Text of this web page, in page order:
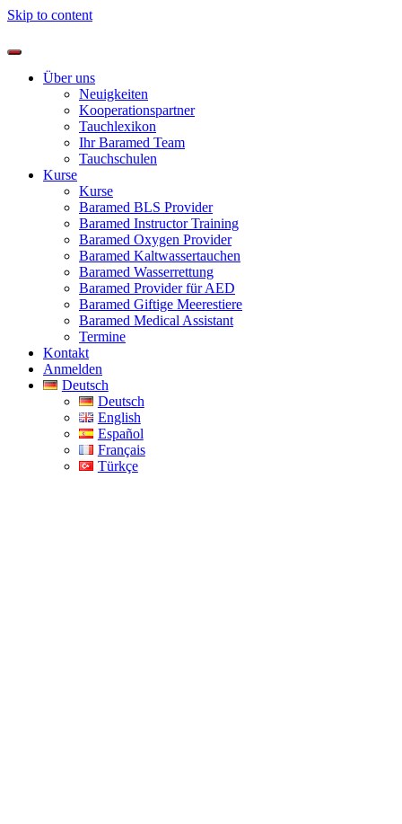
Skip to content
Über uns
Neuigkeiten
Kooperationspartner
Tauchlexikon
Ihr Baramed Team
Tauchschulen
Kurse
Kurse
Baramed BLS Provider
Baramed Instructor Training
Baramed Oxygen Provider
Baramed Kaltwassertauchen
Baramed Wasserrettung
Baramed Provider für AED
Baramed Giftige Meerestiere
Baramed Medical Assistant
Termine
Kontakt
Anmelden
Deutsch
Deutsch
English
Español
Français
Türkçe